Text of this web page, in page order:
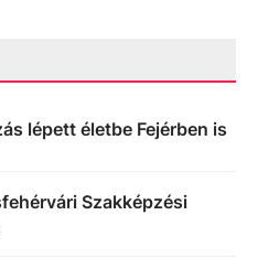
lépett életbe Fejérben is
Szakképzési